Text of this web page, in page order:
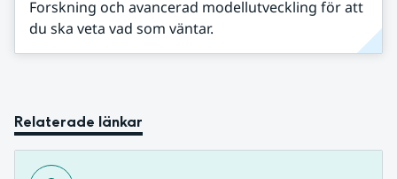
Forskning och avancerad modellutveckling för att
du ska veta vad som väntar.
Relaterade länkar